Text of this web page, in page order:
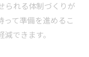
られる体制づくりが
て準備を進めるこ
できます。